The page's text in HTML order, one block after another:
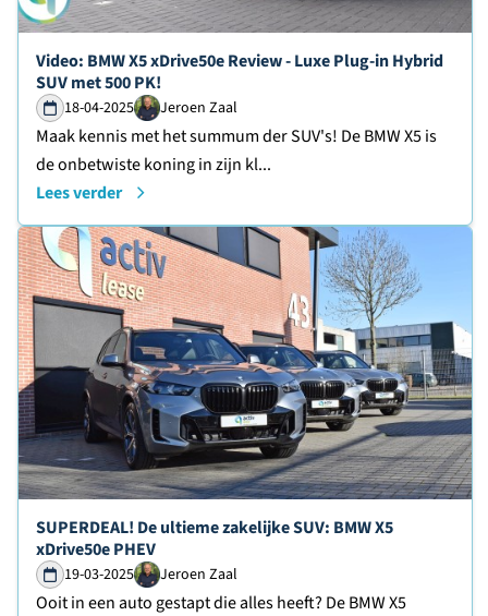
Lees verder over
Video: BMW X5 xDrive50e Review - Luxe Plug-in Hybrid
SUV met 500 PK!
18-04-2025 Jeroen Zaal
Maak kennis met het summum der SUV's! De BMW X5 is
de onbetwiste koning in zijn kl...
Lees verder
Lees verder over
SUPERDEAL! De ultieme zakelijke SUV: BMW X5
xDrive50e PHEV
19-03-2025 Jeroen Zaal
Ooit in een auto gestapt die alles heeft? De BMW X5